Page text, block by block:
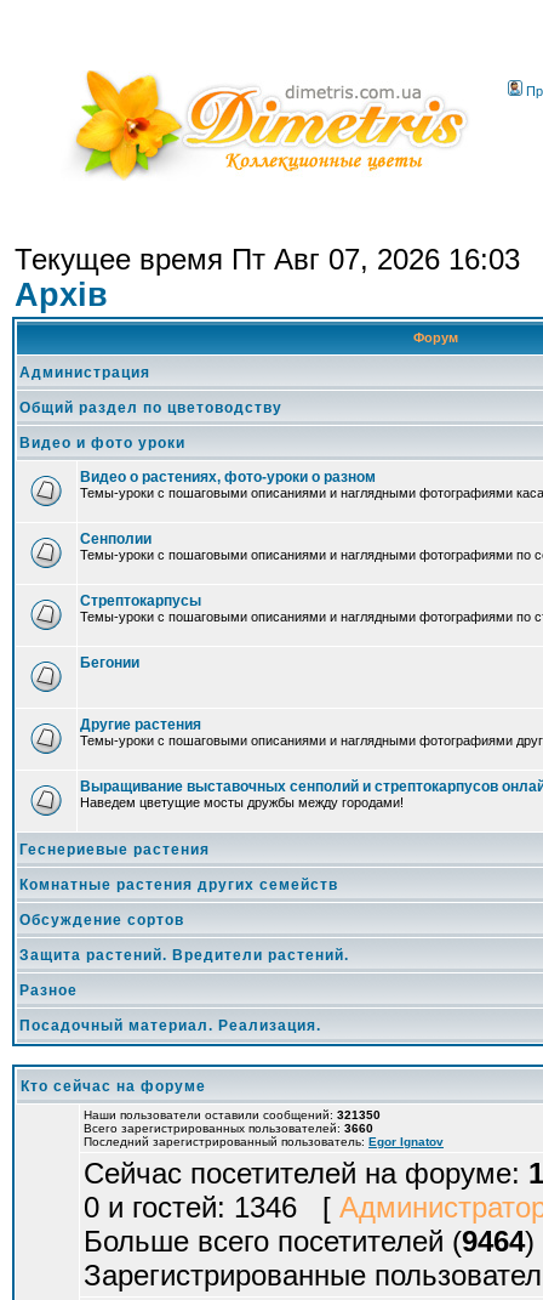
Текущее время Пт Авг 07, 2026 16:03
Архів
Форум
Администрация
Общий раздел по цветоводству
Видео и фото уроки
Видео о растениях, фото-уроки о разном
Темы-уроки с пошаговыми описаниями и наглядными фотографиями
Сенполии
Темы-уроки с пошаговыми описаниями и наглядными фотографиями по
Стрептокарпусы
Темы-уроки с пошаговыми описаниями и наглядными фотографиями по
Бегонии
Другие растения
Темы-уроки с пошаговыми описаниями и наглядными фотографиями
Выращивание выставочных сенполий и стрептокарпусов
Наведем цветущие мосты дружбы между городами!
Геснериевые растения
Комнатные растения других семейств
Обсуждение сортов
Защита растений. Вредители растений.
Разное
Посадочный материал. Реализация.
Кто сейчас на форуме
Наши пользователи оставили сообщений: 321350
Всего зарегистрированных пользователей: 3660
Последний зарегистрированный пользователь: Egor Ignatov
Сейчас посетителей на форуме:
0 и гостей: 1346 [
Больше всего посетителей (9464)
Зарегистрированные